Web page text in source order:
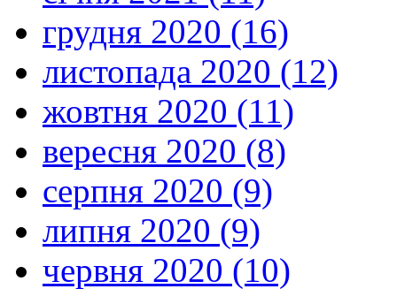
грудня 2020 (16)
листопада 2020 (12)
жовтня 2020 (11)
вересня 2020 (8)
серпня 2020 (9)
липня 2020 (9)
червня 2020 (10)